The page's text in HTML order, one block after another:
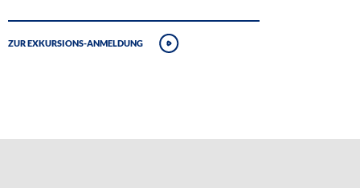
Zur Exkursions-Anmeldung